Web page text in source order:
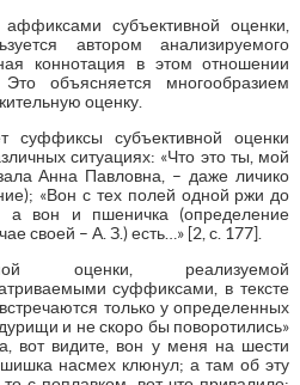
субъективной оценки,
автором анализируемого
коннотация в этом отношении
объясняется многообразием
оценку.
суффиксы субъективной оценки
ситуациях: «Что это ты, мой
Анна Павловна, – даже личико
«Вон с тех полей одной ржи до
а вон и пшеничка (определение
своей – А. З.) есть…» [2, с. 177].
оценки, реализуемой
суффиксами, в тексте
только у определенных
и не скоро бы поворотились»
вот видите, вон у меня на шести
насмех клюнул; а там об эту